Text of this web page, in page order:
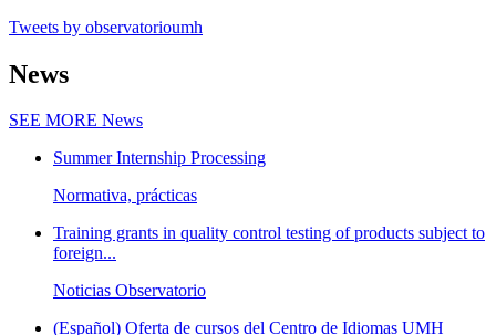
Tweets by observatorioumh
News
SEE MORE News
Summer Internship Processing
Normativa, prácticas
Training grants in quality control testing of products subject to
foreign...
Noticias Observatorio
(Español) Oferta de cursos del Centro de Idiomas UMH